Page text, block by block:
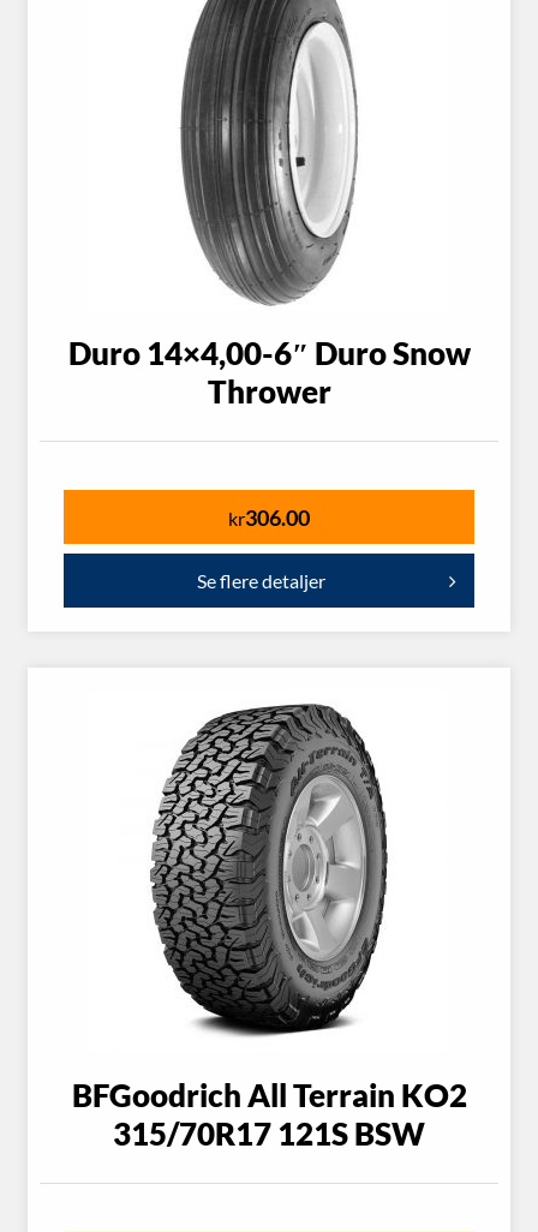
Duro 14×4,00-6″ Duro Snow
Thrower
kr306.00
Se flere detaljer
BFGoodrich All Terrain KO2
315/70R17 121S BSW